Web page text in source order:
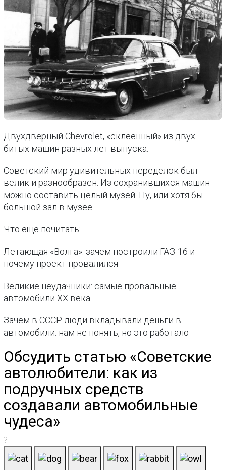
Двухдверный Chevrolet, «склеенный» из двух
битых машин разных лет выпуска.
Советский мир удивительных переделок был
велик и разнообразен. Из сохранившихся машин
можно составить целый музей. Ну, или хотя бы
большой зал в музее…
Что еще почитать:
Летающая «Волга»: зачем построили ГАЗ-16 и
почему проект провалился
Великие неудачники: самые провальные
автомобили XX века
Зачем в СССР люди вкладывали деньги в
автомобили: нам не понять, но это работало
Обсудить статью «Советские
автолюбители: как из
подручных средств
создавали автомобильные
чудеса»
?